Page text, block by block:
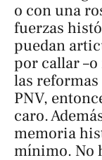
o con una
fuerzas
puedan
por callar
las
PNV,
caro.
memoria
mínimo. No